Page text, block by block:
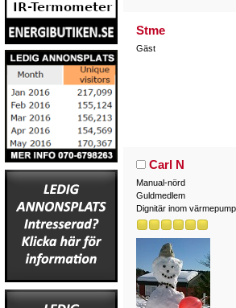
Stme
Gäst
Carl N
Manual-nörd
Guldmedlem
Dignitär inom värmepump